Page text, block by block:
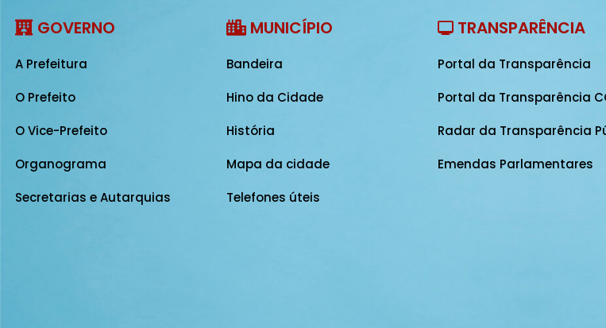
GOVERNO
A Prefeitura
O Prefeito
O Vice-Prefeito
Organograma
Secretarias e Autarquias
MUNICÍPIO
Bandeira
Hino da Cidade
História
Mapa da cidade
Telefones úteis
TRANSPARÊNCIA
Portal da Transparência
Portal da Transparência
Radar da Transparência
Emendas Parlamentares